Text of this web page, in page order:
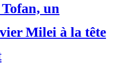
un
Milei à la tête